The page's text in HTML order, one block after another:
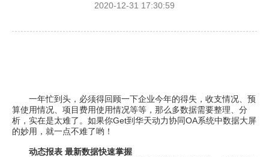
2020-12-31 17:30:59
一年忙到头，必须得回顾一下企业今年的得失，收支情况、预
算使用情况、项目费用使用情况等等，那么多数据需要整理、分
析，实在是太难了。如果你Get到华天动力协同OA系统中数据大屏
的妙用，就一点不难了哟！
动态报表 最新数据快速掌握